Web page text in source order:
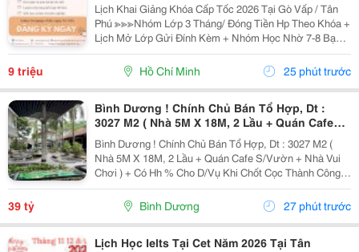
Lịch Khai Giảng Khóa Cấp Tốc 2026 Tại Gò Vấp / Tân
Phú ≫≫≫Nhóm Lớp 3 Tháng/ Đóng Tiền Hp Theo Khóa +
Lịch Mở Lớp Gửi Đính Kèm + Nhóm Học Nhờ 7-8 Bạn/
Lớp + Giáo Trình Ielts Có Band Điểm Lộ Trình, Sách
Nước Ngoài Bám Sát + Chia Đều 4 Kỹ...
9 triệu Hồ Chí Minh 25 phút trước
Bình Dương ! Chính Chủ Bán Tổ Hợp, Dt :
3027 M2 ( Nhà 5M X 18M, 2 Lầu + Quán Cafe
S/Vườn + Nhà Vui Chơi ) Tel : - ( Chính Chủ )
Bình Dương ! Chính Chủ Bán Tổ Hợp, Dt : 3027 M2 (
Nhà 5M X 18M, 2 Lầu + Quán Cafe S/Vườn + Nhà Vui
Chơi ) + Có Hh % Cho D/Vụ Khi Chốt Cọc Thành Công .
D Giá Bán Toàn Bộ : 39 Tỷ ( Tl ) Trong Đó Thổ Cư 800 M2
. D/C : 25 Trần Quang Diệu , Phú...
39 tỷ Bình Dương 27 phút trước
Lịch Học Ielts Tại Cet Năm 2026 Tại Tân